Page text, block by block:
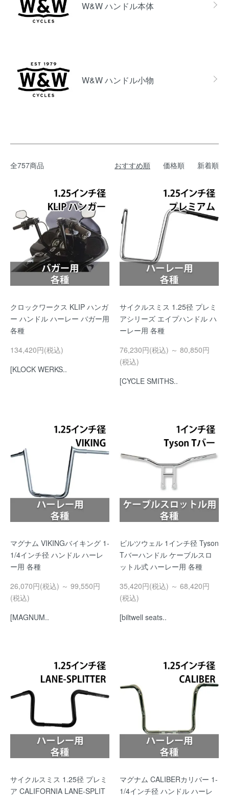
W&W ハンドル本体
W&W ハンドル小物
全757商品 おすすめ順 価格順 新着順
クロックワークス KLIP ハンガ
ー ハンドル ハーレー バガー用
各種
134,420円(税込)
[KLOCK WERKS..
サイクルスミス 1.25径 プレミ
アシリーズ エイプハンドル ハ
ーレー用 各種
76,230円(税込) ～ 80,850円
(税込)
[CYCLE SMITHS..
マグナム VIKINGバイキング 1-
1/4インチ径 ハンドル ハーレ
ー用 各種
26,070円(税込) ～ 99,550円
(税込)
[MAGNUM..
ビルツウェル 1インチ径 Tyson
Tバーハンドル ケーブルスロ
ットル式 ハーレー用 各種
35,420円(税込) ～ 68,420円
(税込)
[biltwell seats..
サイクルスミス 1.25径 プレミ
ア CALIFORNIA LANE-SPLIT
マグナム CALIBERカリバー 1-
1/4インチ径 ハンドル ハーレ